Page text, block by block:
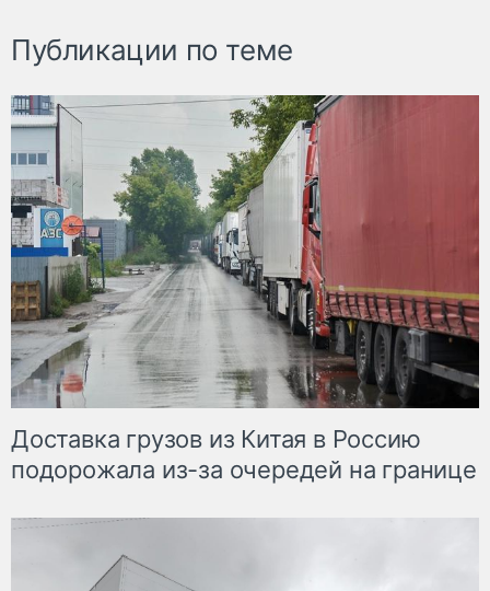
Публикации по теме
Доставка грузов из Китая в Россию
подорожала из-за очередей на границе